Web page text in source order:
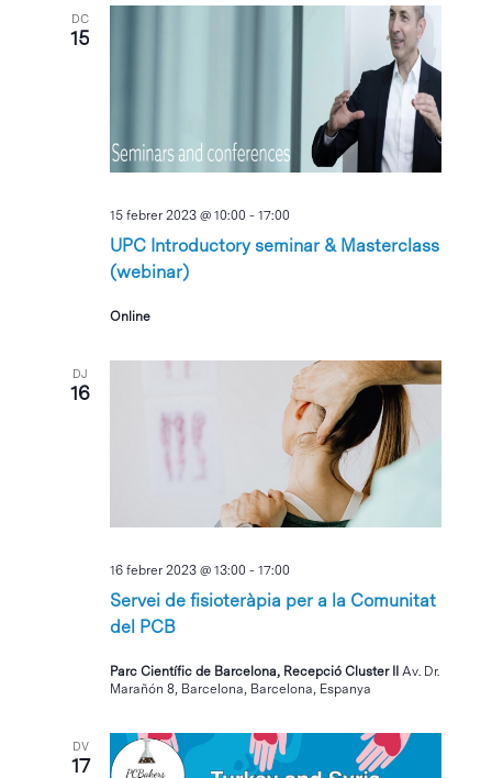
DC
15
UPC Introductory seminar & Masterclass
(webinar)
15 febrer 2023 @ 10:00 -17:00
Online
DJ
16
Servei de fisioteràpia per a la Comunitat
del PCB
16 febrer 2023 @ 13:00 -17:00
Parc Científic de Barcelona, Recepció Cluster IIAv. Dr.
Marañón 8, Barcelona, Barcelona, Espanya
DV
17